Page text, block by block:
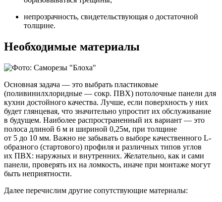
непрозрачность, свидетельствующая о достаточной
толщине.
Необходимые материалы
Основная задача — это выбрать пластиковые
(поливинилхлоридные — сокр. ПВХ) потолочные панели для
кухни достойного качества. Лучше, если поверхность у них
будет глянцевая, что значительно упростит их обслуживание
в будущем. Наиболее распространенный их вариант — это
полоса длиной 6 м и шириной 0,25м, при толщине
от 5 до 10 мм. Важно не забывать о выборе качественного L-
образного (стартового) профиля и различных типов углов
их ПВХ: наружных и внутренних. Желательно, как и сами
панели, проверять их на ломкость, иначе при монтаже могут
быть неприятности.
Далее перечислим другие сопутствующие материалы: